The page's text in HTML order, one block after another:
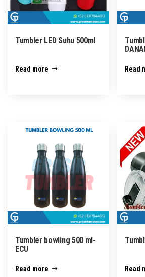
Tumbler LED Suhu 500ml
Read more Read
Tumbler bowling 500 ml-
ECU
Read more Read